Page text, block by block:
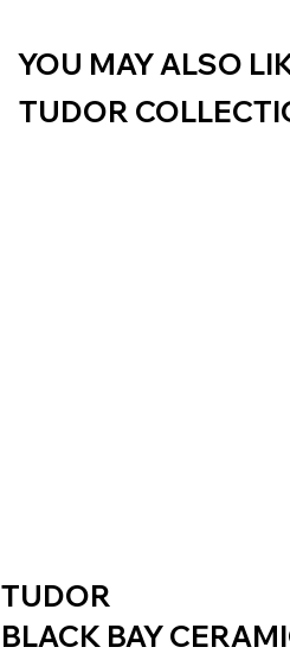
TUDOR
YOU MAY ALSO
TUDOR
BLACK BAY